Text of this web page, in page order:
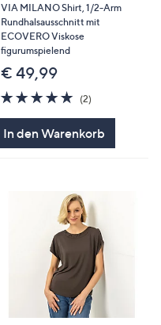
VIA MILANO Shirt, 1/2-Arm
Rundhalsausschnitt mit
ECOVERO Viskose
figurumspielend
€ 49,99
5.0
von
(2)2
In den Warenkorb